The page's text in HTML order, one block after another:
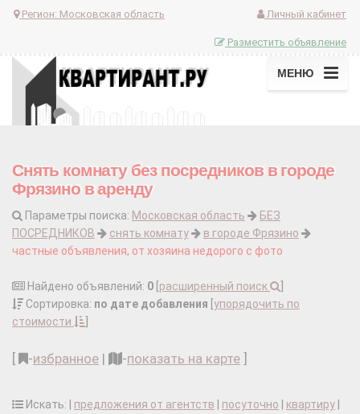
Регион: Московская область Личный кабинет
Разместить объявление
МЕНЮ
Снять комнату без посредников в городе
Фрязино в аренду
Параметры поиска: Московская область
БЕЗ
ПОСРЕДНИКОВ
снять комнату
в городе Фрязино
частные объявления, от хозяина недорого с фото
Найдено объявлений: 0 расширенный поиск
Сортировка: по дате добавления упорядочить по
стоимости
-избранное | -показать на карте
Искать: | предложения от агентств посуточно квартиру